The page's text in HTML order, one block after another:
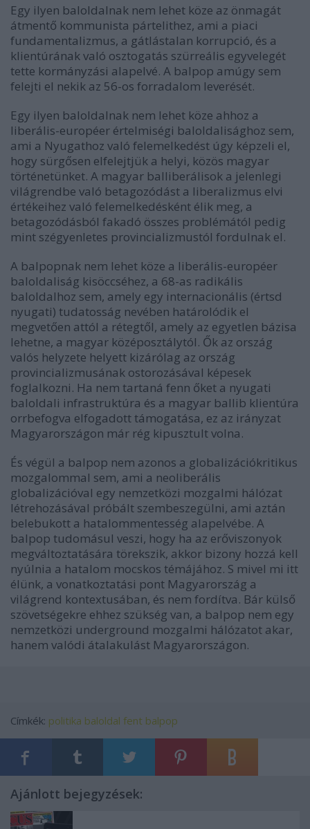
Egy ilyen baloldalnak nem lehet köze az önmagát
átmentő kommunista pártelithez, ami a piaci
fundamentalizmus, a gátlástalan korrupció, és a
klientúrának való osztogatás szürreális egyvelegét
tette kormányzási alapelvé. A balpop amúgy sem
felejti el nekik az 56-os forradalom leverését.
Egy ilyen baloldalnak nem lehet köze ahhoz a
liberális-européer értelmiségi baloldalisághoz sem,
ami a Nyugathoz való felemelkedést úgy képzeli el,
hogy sürgősen elfelejtjük a helyi, közös magyar
történetünket. A magyar balliberálisok a jelenlegi
világrendbe való betagozódást a liberalizmus elvi
értékeihez való felemelkedésként élik meg, a
betagozódásból fakadó összes problémától pedig
mint szégyenletes provincializmustól fordulnak el.
A balpopnak nem lehet köze a liberális-européer
baloldaliság kisöccséhez, a 68-as radikális
baloldalhoz sem, amely egy internacionális (értsd
nyugati) tudatosság nevében határolódik el
megvetően attól a rétegtől, amely az egyetlen bázisa
lehetne, a magyar középosztálytól. Ők az ország
valós helyzete helyett kizárólag az ország
provincializmusának ostorozásával képesek
foglalkozni. Ha nem tartaná fenn őket a nyugati
baloldali infrastruktúra és a magyar ballib klientúra
orrbefogva elfogadott támogatása, ez az irányzat
Magyarországon már rég kipusztult volna.
És végül a balpop nem azonos a globalizációkritikus
mozgalommal sem, ami a neoliberális
globalizációval egy nemzetközi mozgalmi hálózat
létrehozásával próbált szembeszegülni, ami aztán
belebukott a hatalommentesség alapelvébe. A
balpop tudomásul veszi, hogy ha az erőviszonyok
megváltoztatására törekszik, akkor bizony hozzá kell
nyúlnia a hatalom mocskos témájához. S mivel mi itt
élünk, a vonatkoztatási pont Magyarország a
világrend kontextusában, és nem fordítva. Bár külső
szövetségekre ehhez szükség van, a balpop nem egy
nemzetközi underground mozgalmi hálózatot akar,
hanem valódi átalakulást Magyarországon.
Címkék: politika baloldal fent balpop
Ajánlott bejegyzések: